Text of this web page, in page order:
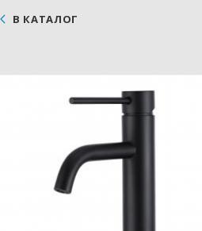
В КАТАЛОГ